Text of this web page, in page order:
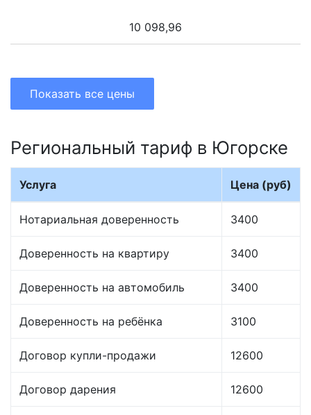
10 098,96
Показать все цены
Региональный тариф в Югорске
Услуга Цена (руб)
Нотариальная доверенность 3400
Доверенность на квартиру 3400
Доверенность на автомобиль 3400
Доверенность на ребёнка 3100
Договор купли-продажи 12600
Договор дарения 12600